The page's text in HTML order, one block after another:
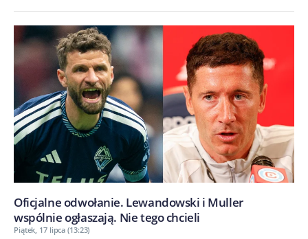
Oficjalne odwołanie. Lewandowski i Muller
wspólnie ogłaszają. Nie tego chcieli
Piątek, 17 lipca (13:23)